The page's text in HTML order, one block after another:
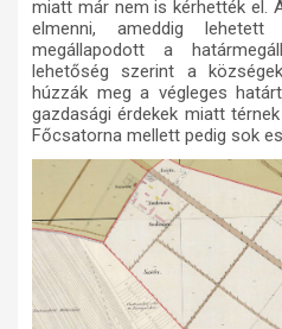
miatt már nem is kérhették el.
elmenni, ameddig
megállapodott a
lehetőség szerint a
húzzák meg a végleges
gazdasági érdekek miatt
Főcsatorna mellett pedig sok